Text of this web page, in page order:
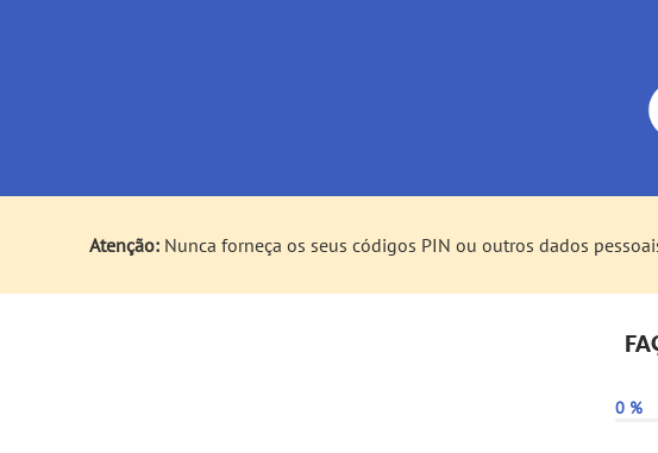
Atenção: Nunca forneça os seus códigos PIN ou outros dados
0 %